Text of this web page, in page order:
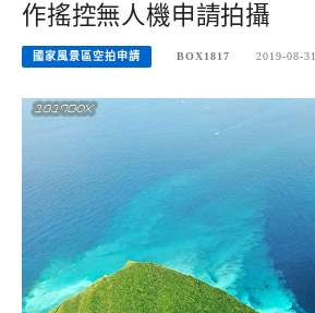
作搖控無人機申請拍攝
國家風景區空拍申請 BOX1817 2019-08-31